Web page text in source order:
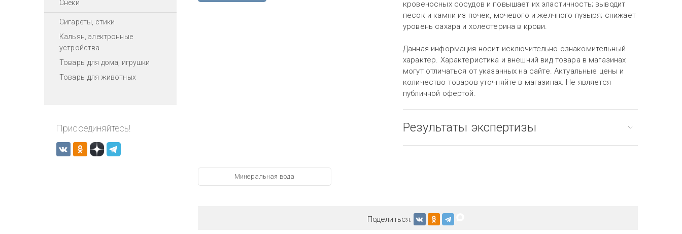
Снеки
Сигареты, стики
Кальян, электронные
устройства
Товары для дома, игрушки
Товары для животных
Присоединяйтесь!
кровеносных сосудов и повышает их эластичность; выводит
песок и камни из почек, мочевого и желчного пузыря; снижает
уровень сахара и холестерина в крови.
Данная информация носит исключительно ознакомительный
характер. Характеристика и внешний вид товара в магазинах
могут отличаться от указанных на сайте. Актуальные цены и
количество товаров уточняйте в магазинах. Не является
публичной офертой.
Результаты экспертизы
Минеральная вода
Поделиться: